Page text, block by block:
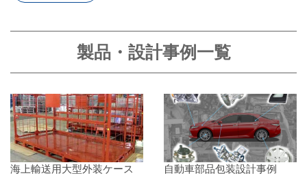
製品・設計事例一覧
海上輸送用大型外装ケース 自動車部品包装設計事例